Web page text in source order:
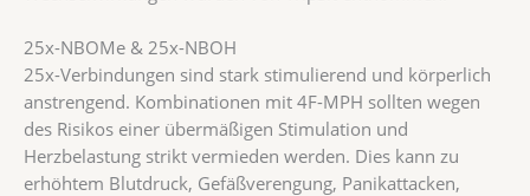
25x-NBOMe & 25x-NBOH
25x-Verbindungen sind stark stimulierend und körperlich
anstrengend. Kombinationen mit 4F-MPH sollten wegen
des Risikos einer übermäßigen Stimulation und
Herzbelastung strikt vermieden werden. Dies kann zu
erhöhtem Blutdruck, Gefäßverengung, Panikattacken,